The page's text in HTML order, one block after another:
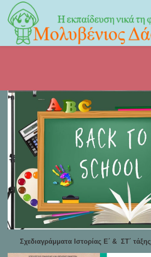
Σχεδιαγράμματα Ιστορίας Ε΄ & ΣΤ΄ τάξης